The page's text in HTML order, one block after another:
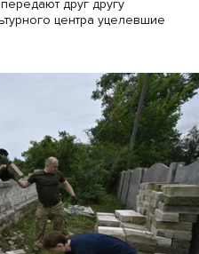
друг другу
центра уцелевшие